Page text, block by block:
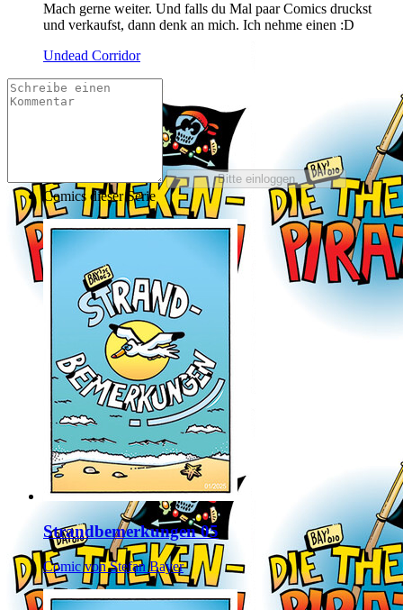
Mach gerne weiter. Und falls du Mal paar Comics druckst
und verkaufst, dann denk an mich. Ich nehme einen :D
Undead Corridor
Comics dieser Serie
Strandbemerkungen 05
Comic von Stefan Bayer